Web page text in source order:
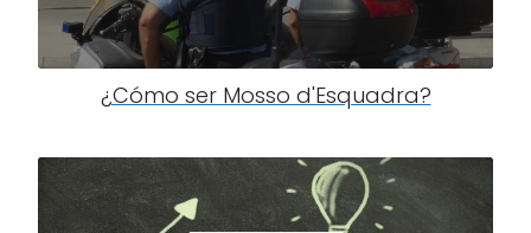
¿Cómo ser Mosso d'Esquadra?